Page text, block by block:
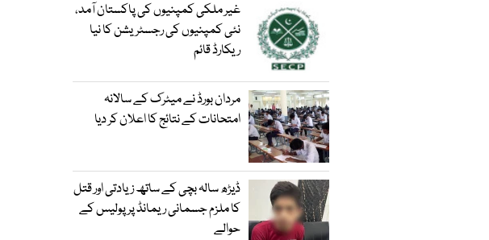
غیر ملکی کمپنیوں کی پاکستان آمد،
نئی کمپنیوں کی رجسٹریشن کا نیا
ریکارڈ قائم
مردان بورڈ نے میٹرک کے سالانہ
امتحانات کے نتائج کا اعلان کر دیا
ڈیڑھ سالہ بچی کے ساتھ زیادتی اور قتل
کا ملزم جسمانی ریمانڈ پر پولیس کے
حوالے